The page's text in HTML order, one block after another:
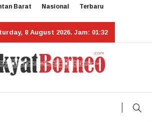
Barat Nasional Terbaru
8 August 2026. Jam: 01:32